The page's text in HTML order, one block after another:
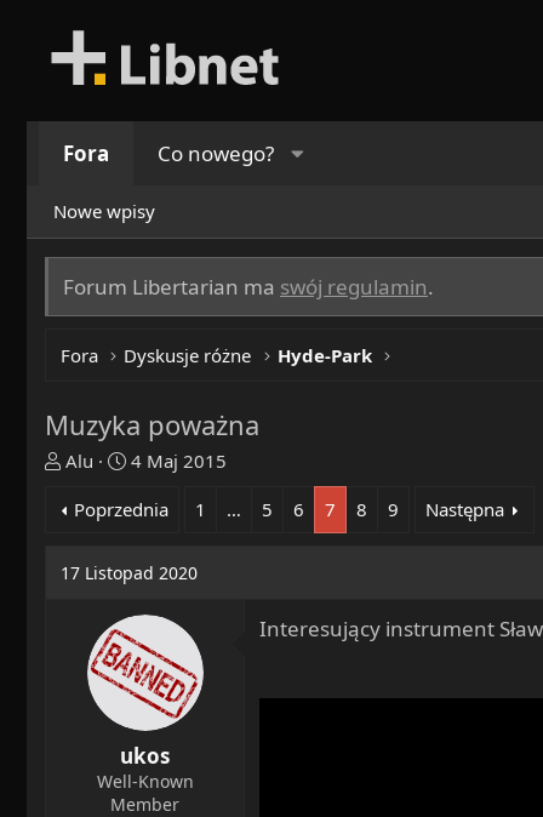
Fora Co nowego?
Nowe wpisy
Forum Libertarian ma swój regulamin.
Fora Dyskusje różne Hyde-Park
Muzyka poważna
T
r
a
d
Alu
R
z
c
z
ę
t
y
4 Maj 2015
Poprzednia
1 … 5 6 7 8 9 Następna
17 Listopad 2020
ukos
Well-Known
Member
Interesujący instrument